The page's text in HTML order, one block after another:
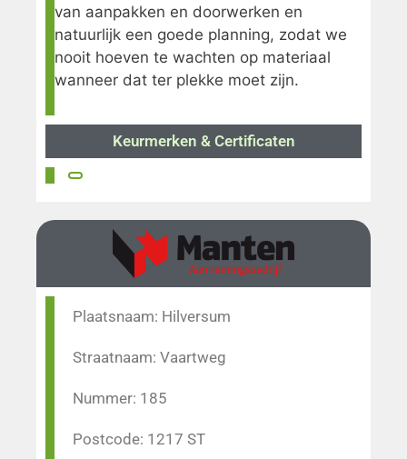
van aanpakken en doorwerken en
natuurlijk een goede planning, zodat we
nooit hoeven te wachten op materiaal
wanneer dat ter plekke moet zijn.
Keurmerken & Certificaten
Plaatsnaam: Hilversum
Straatnaam: Vaartweg
Nummer: 185
Postcode: 1217 ST